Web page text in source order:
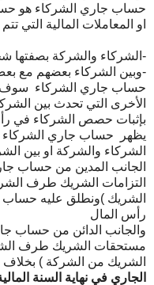
حساب جاري الشركاء هو
او المعاملات المالية التي
-الشركاء والشركة بصفتها
-وبين الشركاء بعضهم مع
حساب جاري الشركاء سوف
الأخرى التي تحدث بين
بإثبات حصص الشركاء في
يظهر حساب جاري الشركاء
الشركاء والشركة او بين
الجانب المدين من حساب
التزامات الشريك طرف
الشريك )ونطلق عليه
رأس المال
والجانب الدائن من حساب
مستحقات الشريك طرف
الشريك من الشركة )
الجاري في نهاية السنة